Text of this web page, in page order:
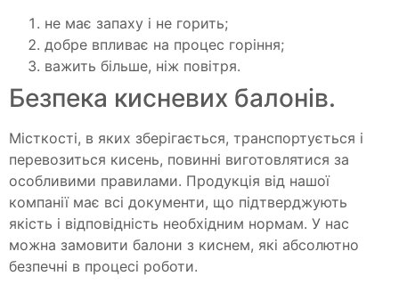
не має запаху і не горить;
добре впливає на процес горіння;
важить більше, ніж повітря.
Безпека кисневих балонів.
Місткості, в яких зберігається, транспортується і
перевозиться кисень, повинні виготовлятися за
особливими правилами. Продукція від нашої
компанії має всі документи, що підтверджують
якість і відповідність необхідним нормам. У нас
можна замовити балони з киснем, які абсолютно
безпечні в процесі роботи.